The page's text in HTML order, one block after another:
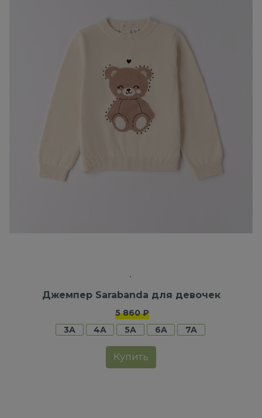
Джемпер Sarabanda для девочек
5 860 ₽
3A
4A 5A 6A 7A
Купить